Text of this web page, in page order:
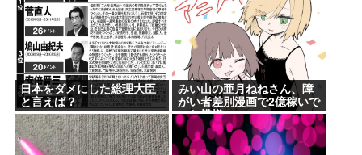
日本をダメにした総理大臣
と言えば？
みい山の亜月ねねさん、障
がい者差別漫画で2億稼いで
いた模様www